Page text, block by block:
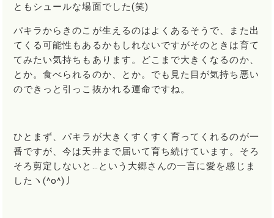
ともシュールな場面でした(笑)
パキラからきのこが生えるのはよくあるそうで、また出
てくる可能性もあるかもしれないですがそのときは育て
てみたい気持ちもあります。どこまで大きくなるのか、
とか。食べられるのか、とか。でも見た目が気持ち悪い
のできっと引っこ抜かれる運命ですね。
ひとまず、パキラが大きくすくすく育ってくれるのが一
番ですが、今は天井まで届いて育ち続けています。そろ
そろ剪定しないと…という大郷さんの一言に愛を感じま
したヽ(^o^)丿